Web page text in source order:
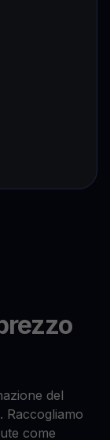
del
Raccogliamo
come